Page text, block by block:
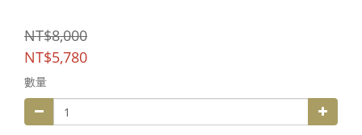
NT$8,000
NT$5,780
數量